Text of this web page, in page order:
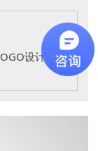
设计、VI